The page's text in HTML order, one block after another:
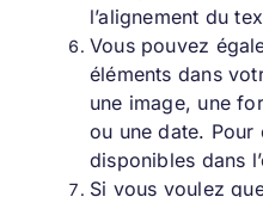
l’alignement du
Vous pouvez
éléments dans
une image, une
ou une date.
disponibles dans
Si vous voulez